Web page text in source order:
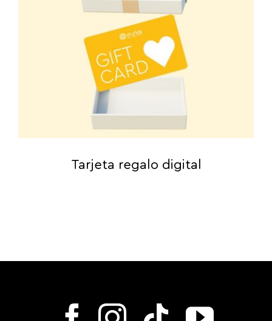
Tarjeta regalo digital